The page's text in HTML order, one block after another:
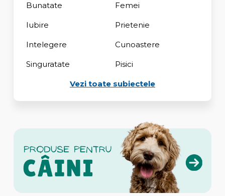
Bunatate Femei
Iubire Prietenie
Intelegere Cunoastere
Singuratate Pisici
Vezi toate subiectele